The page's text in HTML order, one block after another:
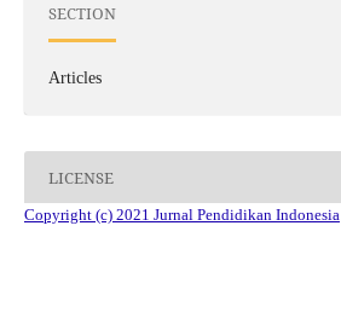
SECTION
Articles
LICENSE
Copyright (c) 2021 Jurnal Pendidikan Indonesia